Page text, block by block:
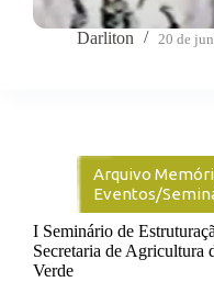
Darliton 20 de
Arquivo
Eventos/
I Seminário de
Secretaria de Agricultura
Verde